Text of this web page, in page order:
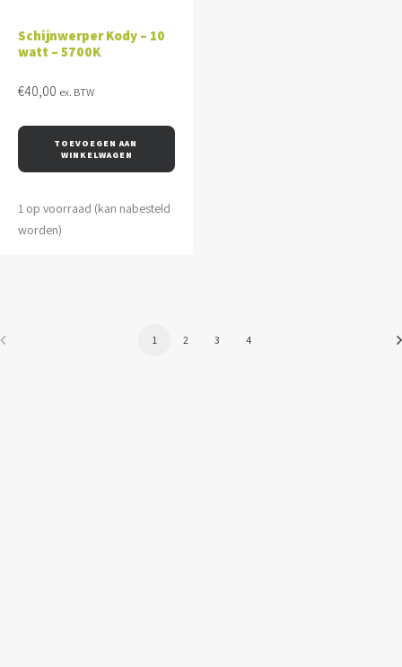
Schijnwerper Kody – 10
watt – 5700K
€40,00 ex. BTW
TOEVOEGEN AAN
WINKELWAGEN
1 op voorraad (kan nabesteld
worden)
1 2 3 4